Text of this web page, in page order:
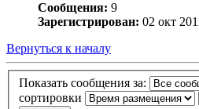
Сообщения: 9
Зарегистрирован: 02 окт
Вернуться к началу
Показать сообщения за:
сортировки